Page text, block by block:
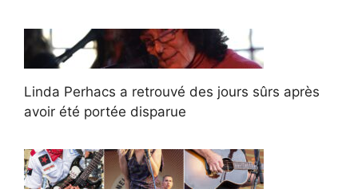
Linda Perhacs a retrouvé des jours sûrs après
avoir été portée disparue